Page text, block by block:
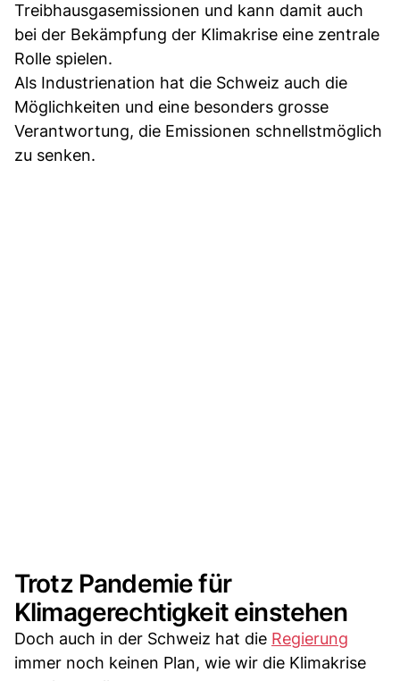
Treibhausgasemissionen und kann damit auch
bei der Bekämpfung der Klimakrise eine zentrale
Rolle spielen.
Als Industrienation hat die Schweiz auch die
Möglichkeiten und eine besonders grosse
Verantwortung, die Emissionen schnellstmöglich
zu senken.
Trotz Pandemie für
Klimagerechtigkeit einstehen
Doch auch in der Schweiz hat die Regierung
immer noch keinen Plan, wie wir die Klimakrise